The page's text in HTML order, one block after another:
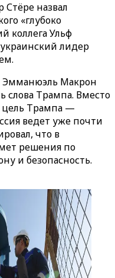
назвал
«глубоко
коллега Ульф
лидер
Эмманюэль Макрон
слова Трампа. Вместо
цель Трампа —
ведет уже почти
что в
решения по
и безопасность.